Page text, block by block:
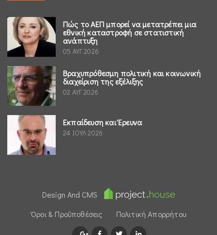
Πώς το ΑΕΠ μπορεί να μετατρέπει μια
εθνική καταστροφή σε στατιστική
ανάπτυξη
05 ΑΥΓ 2026
Βραχυπρόθεσμη πολιτική και κοινωνική
διαχείριση της εξέλιξης
02 ΑΥΓ 2026
Εκπαίδευση και Έρευνα
24 ΙΟΥΛ 2026
Design And CMS
Όροι & Προϋποθέσεις
Πολιτική Απορρήτου